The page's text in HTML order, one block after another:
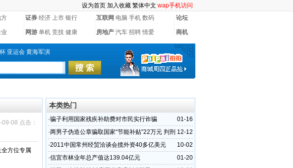
设为首页 加入收藏 繁体中文 wap手机访问
证券 经济 上市 银行 互联网 电脑 手机 数码 论坛
网游 单机 竞技 健康 房地产 汽车 招聘 情爱 商机
亚运会 黄海军演
08 点击：
方位专属
本类热门
01-16
·骗子利用国家残疾补助费对市民实行诈骗
12-12
·两男子伪造公章骗取国家“节能补贴”22万元 判刑
3年
10-02
·2011中国常州经贸洽谈会揽外资40多亿美元
01-20
·信宜市林业年总产值达139.04亿元